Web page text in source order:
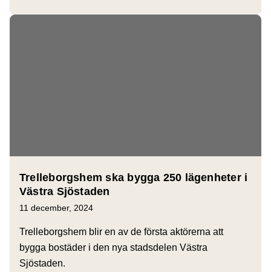
Trelleborgshem ska bygga 250 lägenheter i
Västra Sjöstaden
11 december, 2024
Trelleborgshem blir en av de första aktörerna att
bygga bostäder i den nya stadsdelen Västra
Sjöstaden.